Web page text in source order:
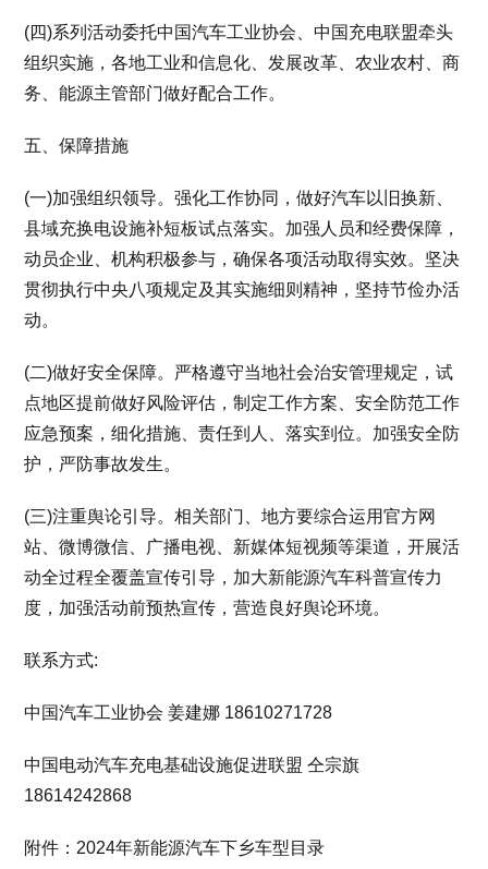
(四)系列活动委托中国汽车工业协会、中国充电联盟牵头
组织实施，各地工业和信息化、发展改革、农业农村、商
务、能源主管部门做好配合工作。
五、保障措施
(一)加强组织领导。强化工作协同，做好汽车以旧换新、
县域充换电设施补短板试点落实。加强人员和经费保障，
动员企业、机构积极参与，确保各项活动取得实效。坚决
贯彻执行中央八项规定及其实施细则精神，坚持节俭办活
动。
(二)做好安全保障。严格遵守当地社会治安管理规定，试
点地区提前做好风险评估，制定工作方案、安全防范工作
应急预案，细化措施、责任到人、落实到位。加强安全防
护，严防事故发生。
(三)注重舆论引导。相关部门、地方要综合运用官方网
站、微博微信、广播电视、新媒体短视频等渠道，开展活
动全过程全覆盖宣传引导，加大新能源汽车科普宣传力
度，加强活动前预热宣传，营造良好舆论环境。
联系方式:
中国汽车工业协会 姜建娜 18610271728
中国电动汽车充电基础设施促进联盟 仝宗旗
18614242868
附件：2024年新能源汽车下乡车型目录